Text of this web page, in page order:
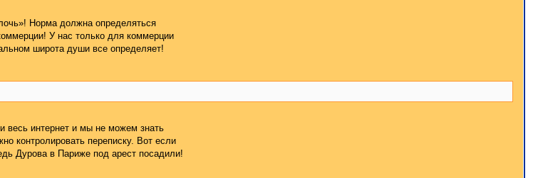
Норма должна определяться
У нас только для коммерции
широта души все определяет!
весь интернет и мы не можем знать
контролировать переписку. Вот если
Дурова в Париже под арест посадили!